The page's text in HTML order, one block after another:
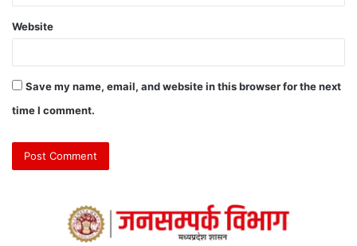
Website
Save my name, email, and website in this browser for the next
time I comment.